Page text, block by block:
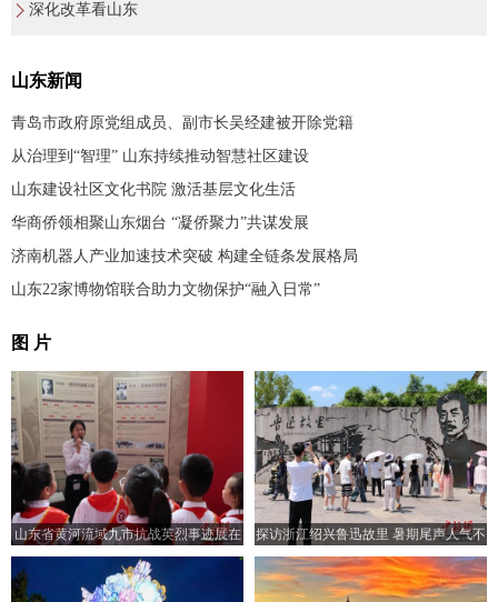
深化改革看山东
山东新闻
青岛市政府原党组成员、副市长吴经建被开除党籍
从治理到“智理” 山东持续推动智慧社区建设
山东建设社区文化书院 激活基层文化生活
华商侨领相聚山东烟台 “凝侨聚力”共谋发展
济南机器人产业加速技术突破 构建全链条发展格局
山东22家博物馆联合助力文物保护“融入日常”
图 片
山东省黄河流域九市抗战英烈事迹展在
济南开展
探访浙江绍兴鲁迅故里 暑期尾声人气不
减